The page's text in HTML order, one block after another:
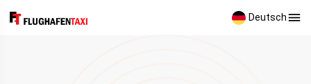
Deutsch